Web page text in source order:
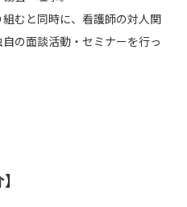
むと同時に、看護師の対人関
の面談活動・セミナーを行っ